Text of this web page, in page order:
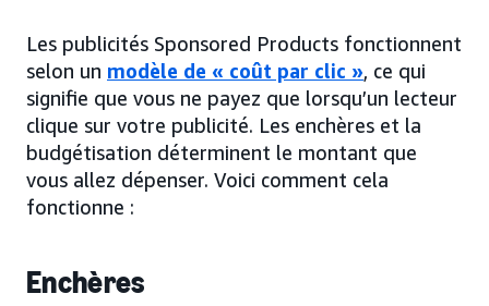
Les publicités Sponsored Products fonctionnent
selon un modèle de « coût par clic », ce qui
signifie que vous ne payez que lorsqu’un lecteur
clique sur votre publicité. Les enchères et la
budgétisation déterminent le montant que
vous allez dépenser. Voici comment cela
fonctionne :
Enchères